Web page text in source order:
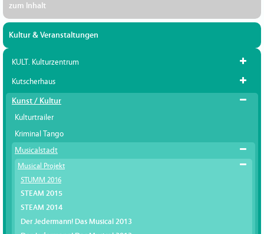
zum Inhalt
Kultur & Veranstaltungen
KULT. Kulturzentrum
Kutscherhaus
Kunst / Kultur
Kulturtrailer
Kriminal Tango
Musicalstadt
Musical Projekt
STUMM 2016
STEAM 2015
STEAM 2014
Der Jedermann! Das Musical 2013